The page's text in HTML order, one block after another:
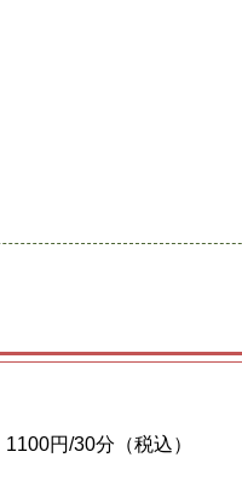
​1100円/30分（税込）